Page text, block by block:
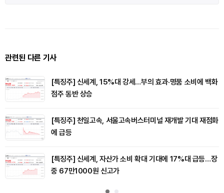
관련된 다른 기사
[특징주] 신세계, 15%대 강세…부의 효과·명품 소비에 백화
점주 동반 상승
[특징주] 천일고속, 서울고속버스터미널 재개발 기대 재점화
에 급등
[특징주] 신세계, 자산가 소비 확대 기대에 17%대 급등…장
중 67만1000원 신고가